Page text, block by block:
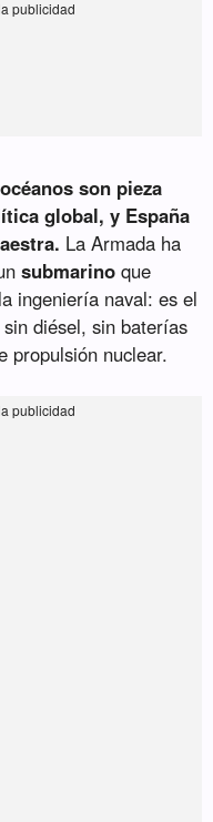
son pieza
global, y España
La Armada ha
submarino que
ingeniería naval: es el
diésel, sin baterías
propulsión nuclear.